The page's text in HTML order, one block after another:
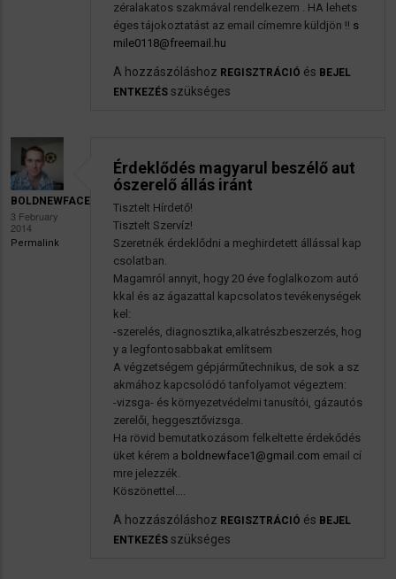
zéralakatos szakmával rendelkezem . HA lehets
éges tájokoztatást az email címemre küldjön !! s
mile0118@freemail.hu
A hozzászóláshoz REGISZTRÁCIÓ és BEJEL
ENTKEZÉS szükséges
BOLDNEWFACE
3 February
2014
Permalink
Érdeklődés magyarul beszélő aut
ószerelő állás iránt
Tisztelt Hírdető!
Tisztelt Szervíz!
Szeretnék érdeklődni a meghirdetett állással kap
csolatban.
Magamról annyit, hogy 20 éve foglalkozom autó
kkal és az ágazattal kapcsolatos tevékenységek
kel:
-szerelés, diagnosztika,alkatrészbeszerzés, hog
y a legfontosabbakat említsem
A végzetségem gépjárműtechnikus, de sok a sz
akmához kapcsolódó tanfolyamot végeztem:
-vizsga- és környezetvédelmi tanusítói, gázautós
zerelői, heggesztővizsga.
Ha rövid bemutatkozásom felkeltette érdekődés
üket kérem a boldnewface1@gmail.com email cí
mre jelezzék.
Köszönettel....
A hozzászóláshoz REGISZTRÁCIÓ és BEJEL
ENTKEZÉS szükséges